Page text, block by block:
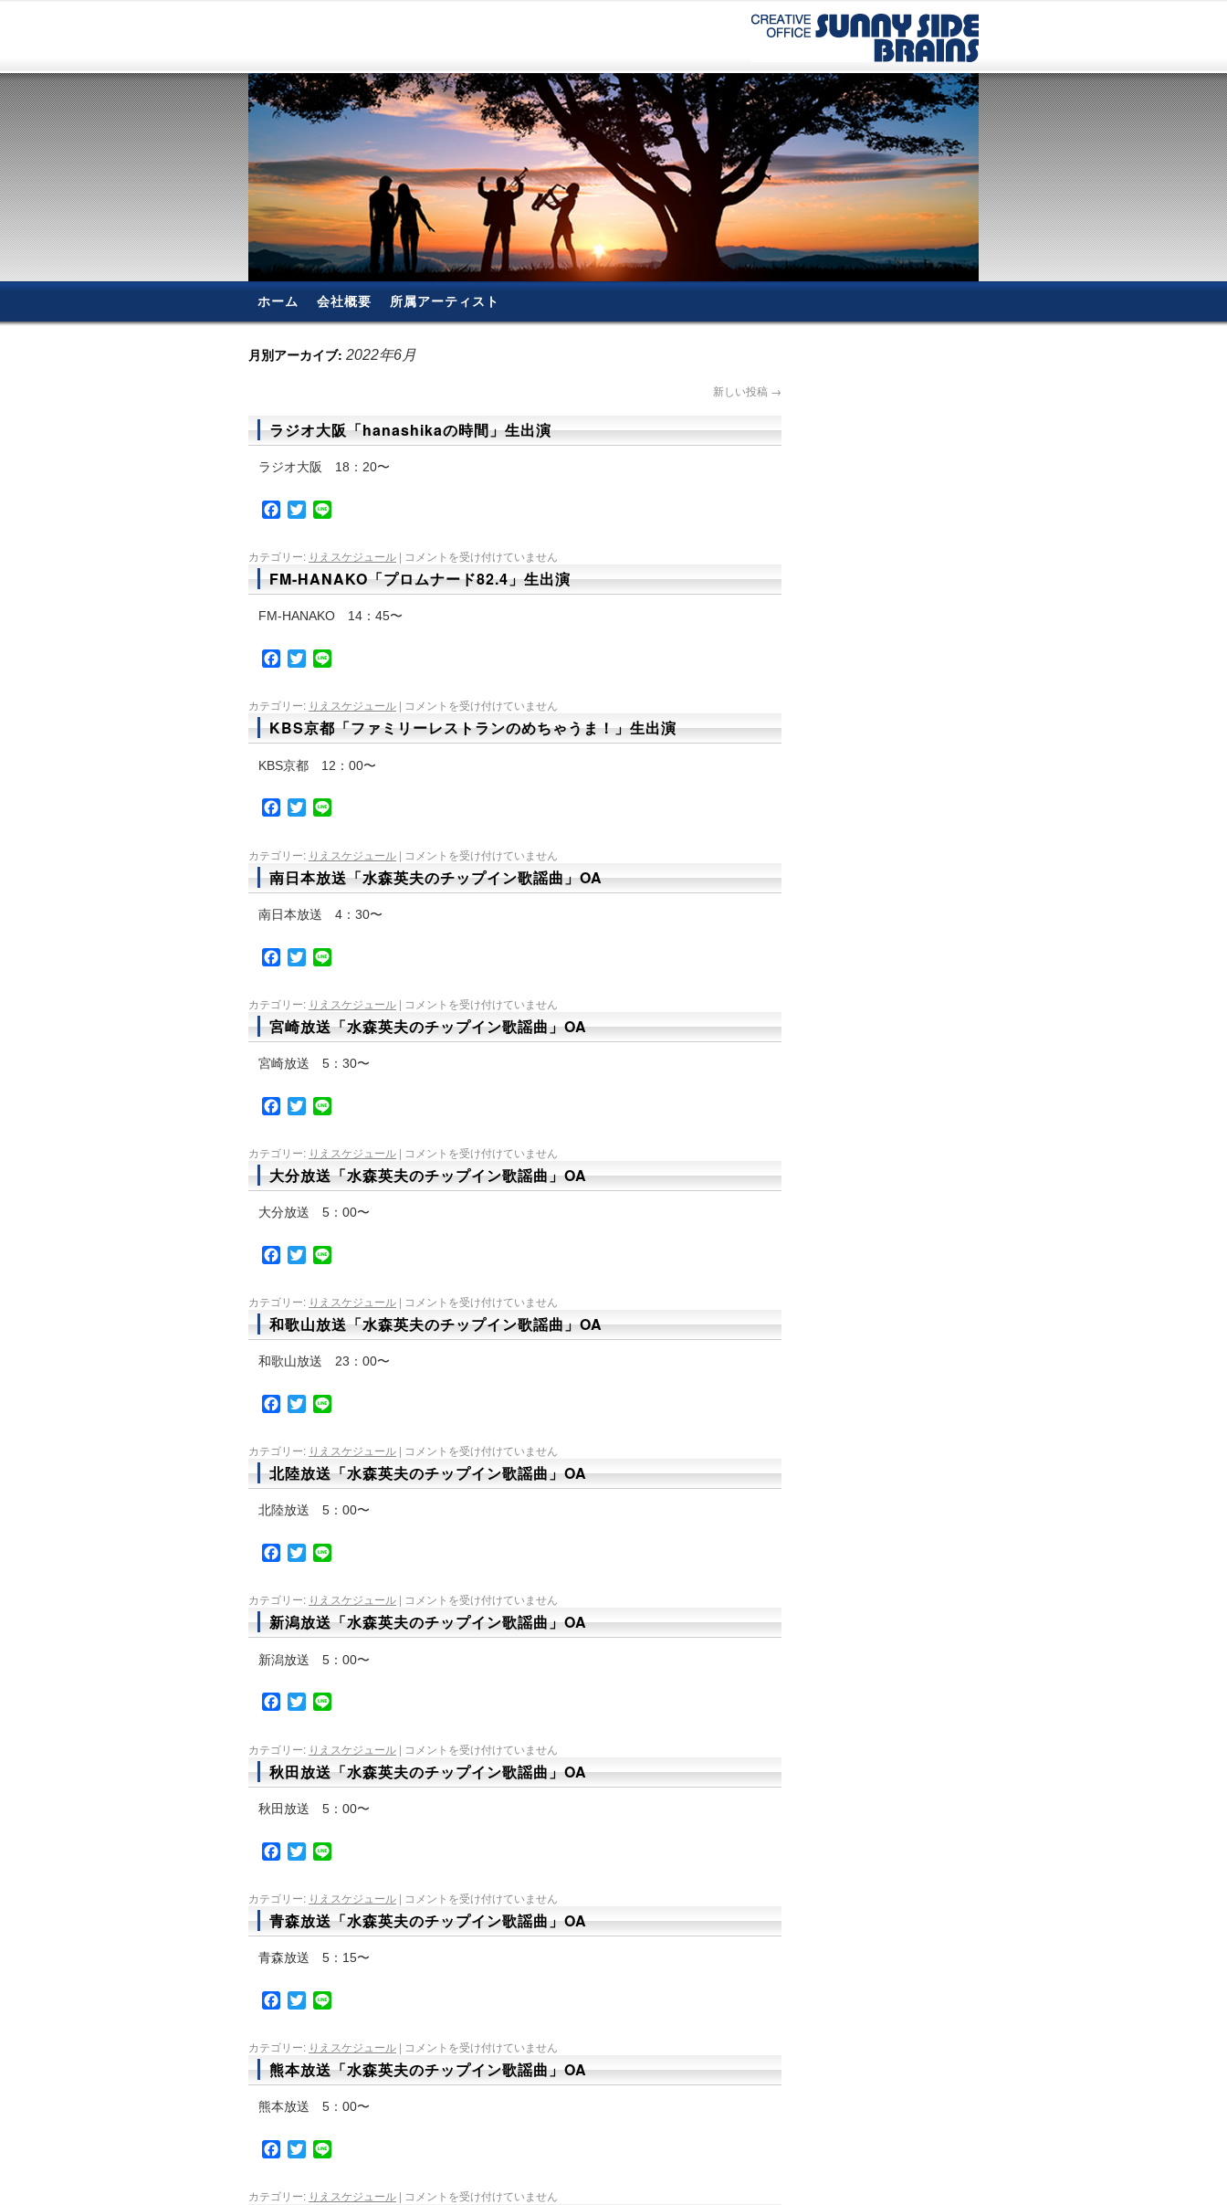
ホーム 会社概要 所属アーティスト
月別アーカイブ: 2022年6月
新しい投稿 →
ラジオ大阪「hanashikaの時間」生出演
ラジオ大阪 18：20〜
Facebook
Twitter
カテゴリー: りえスケジュール | コメントを受け付けていません
FM-HANAKO「プロムナード82.4」生出演
FM-HANAKO 14：45〜
Facebook
Twitter
カテゴリー: りえスケジュール | コメントを受け付けていません
KBS京都「ファミリーレストランのめちゃうま！」生出演
KBS京都 12：00〜
Facebook
Twitter
カテゴリー: りえスケジュール | コメントを受け付けていません
南日本放送「水森英夫のチップイン歌謡曲」OA
南日本放送 4：30〜
Facebook
Twitter
カテゴリー: りえスケジュール | コメントを受け付けていません
宮崎放送「水森英夫のチップイン歌謡曲」OA
宮崎放送 5：30〜
Facebook
Twitter
カテゴリー: りえスケジュール | コメントを受け付けていません
大分放送「水森英夫のチップイン歌謡曲」OA
大分放送 5：00〜
Facebook
Twitter
カテゴリー: りえスケジュール | コメントを受け付けていません
和歌山放送「水森英夫のチップイン歌謡曲」OA
和歌山放送 23：00〜
Facebook
Twitter
カテゴリー: りえスケジュール | コメントを受け付けていません
北陸放送「水森英夫のチップイン歌謡曲」OA
北陸放送 5：00〜
Facebook
Twitter
カテゴリー: りえスケジュール | コメントを受け付けていません
新潟放送「水森英夫のチップイン歌謡曲」OA
新潟放送 5：00〜
Facebook
Twitter
カテゴリー: りえスケジュール | コメントを受け付けていません
秋田放送「水森英夫のチップイン歌謡曲」OA
秋田放送 5：00〜
Facebook
Twitter
カテゴリー: りえスケジュール | コメントを受け付けていません
青森放送「水森英夫のチップイン歌謡曲」OA
青森放送 5：15〜
Facebook
Twitter
カテゴリー: りえスケジュール | コメントを受け付けていません
熊本放送「水森英夫のチップイン歌謡曲」OA
熊本放送 5：00〜
Facebook
Twitter
カテゴリー: りえスケジュール | コメントを受け付けていません